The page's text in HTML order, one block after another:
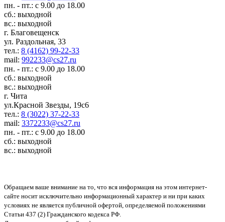
пн. - пт.: с 9.00 до 18.00
сб.: выходной
вс.: выходной
г. Благовещенск
ул. Раздольная, 33
тел.: 8 (4162) 99-22-33
mail: 992233@cs27.ru
пн. - пт.: с 9.00 до 18.00
сб.: выходной
вс.: выходной
г. Чита
ул.Красной Звезды, 19с6
тел.: 8 (3022) 37-22-33
mail: 3372233@cs27.ru
пн. - пт.: с 9.00 до 18.00
сб.: выходной
вс.: выходной
Обращаем ваше внимание на то, что вся информация на этом интернет-
сайте носит исключительно информационный характер и ни при каких
условиях не является публичной офертой, определяемой положениями
Статьи 437 (2) Гражданского кодекса РФ.